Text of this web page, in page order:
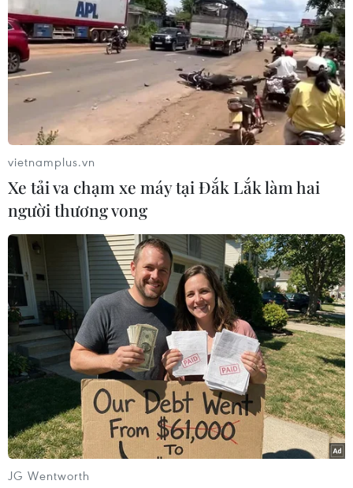
#vận tải hàng hóa
#dịch COVID-19
#Bộ Giao thông Vận tải
#phong tỏa
#cách ly
#Hải Phòng
#Hải Dương
Hải Dương
TP. Hải Phòng
Theo dõi VietnamPlus
TIN LIÊN QUAN
vietnamplus.vn
Xe tải va chạm xe máy tại Đắk Lắk làm hai
người thương vong
JG Wentworth